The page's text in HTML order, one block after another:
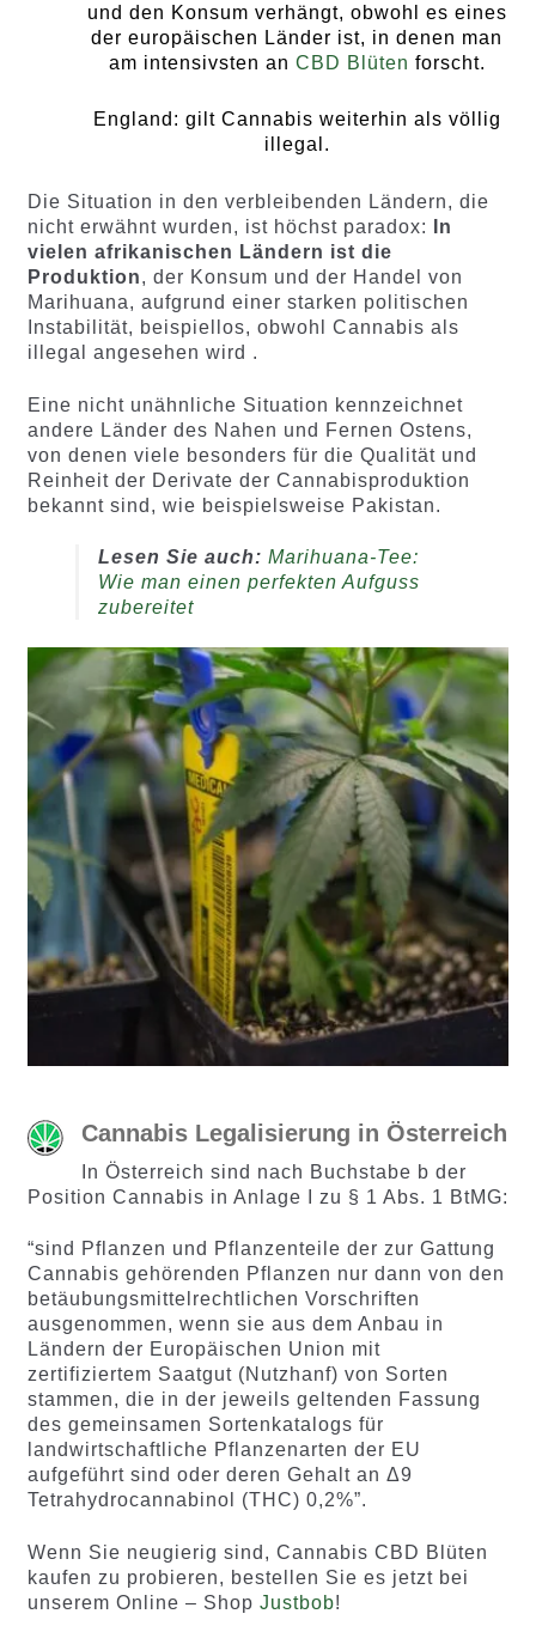
und den Konsum verhängt, obwohl es eines
der europäischen Länder ist, in denen man
am intensivsten an CBD Blüten forscht.
England: gilt Cannabis weiterhin als völlig
illegal.
Die Situation in den verbleibenden Ländern, die
nicht erwähnt wurden, ist höchst paradox:
In
vielen afrikanischen Ländern ist die
Produktion, der Konsum und der Handel von
Marihuana, aufgrund einer starken politischen
Instabilität, beispiellos, obwohl Cannabis als
illegal angesehen wird .
Eine nicht unähnliche Situation kennzeichnet
andere Länder des Nahen und Fernen Ostens,
von denen viele besonders für die Qualität und
Reinheit der Derivate der Cannabisproduktion
bekannt sind, wie beispielsweise Pakistan.
Lesen Sie auch: Marihuana-Tee:
Wie man einen perfekten Aufguss
zubereitet
Cannabis Legalisierung in Österreich
In Österreich sind nach Buchstabe b der
Position Cannabis in Anlage I zu § 1 Abs. 1 BtMG:
“sind Pflanzen und Pflanzenteile der zur Gattung
Cannabis gehörenden Pflanzen nur dann von den
betäubungsmittelrechtlichen Vorschriften
ausgenommen, wenn sie aus dem Anbau in
Ländern der Europäischen Union mit
zertifiziertem Saatgut (Nutzhanf) von Sorten
stammen, die in der jeweils geltenden Fassung
des gemeinsamen Sortenkatalogs für
landwirtschaftliche Pflanzenarten der EU
aufgeführt sind oder deren Gehalt an Δ9
Tetrahydrocannabinol (THC) 0,2%”.
Wenn Sie neugierig sind, Cannabis CBD Blüten
kaufen zu probieren, bestellen Sie es jetzt bei
unserem Online – Shop Justbob!